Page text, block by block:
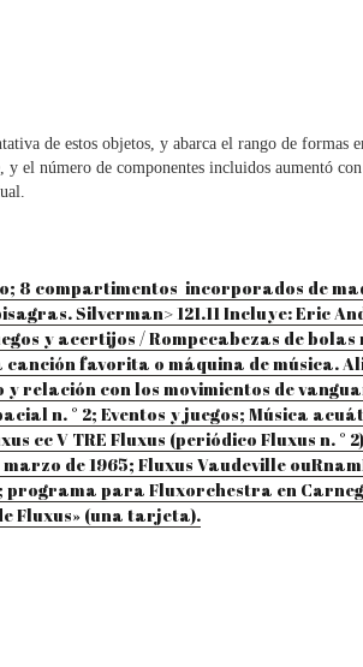
de estos objetos, y abarca el rango de formas
el número de componentes incluidos aumentó
8 compartimentos incorporados de
Silverman> 121.11 Incluye: Eric
y acertijos / Rompecabezas de bolas
favorita o máquina de música.
relación con los movimientos de
n. ° 2; Eventos y juegos; Música
cc V TRE Fluxus (periódico Fluxus n. °
de 1965; Fluxus Vaudeville
programa para Fluxorchestra en
Fluxus» (una tarjeta).